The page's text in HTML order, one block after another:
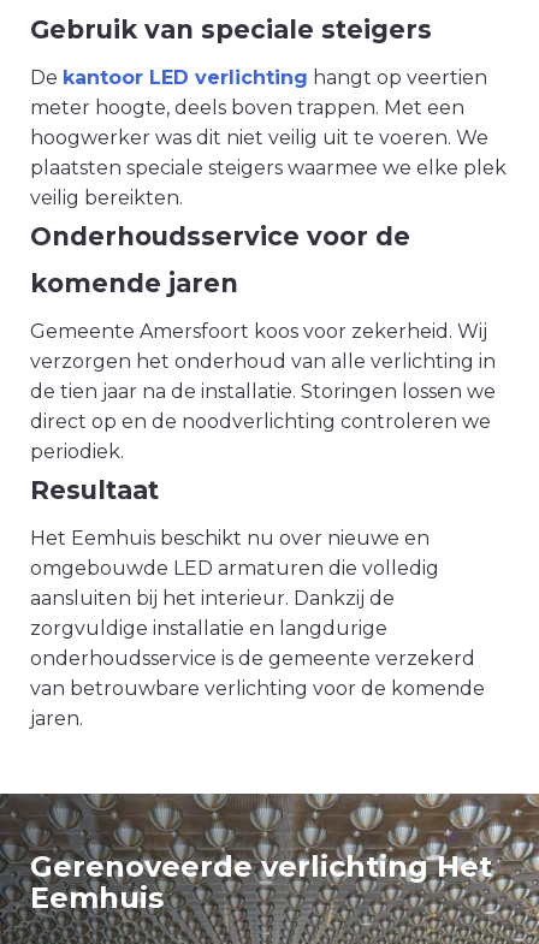
Gebruik van speciale steigers
De kantoor LED verlichting hangt op veertien
meter hoogte, deels boven trappen. Met een
hoogwerker was dit niet veilig uit te voeren. We
plaatsten speciale steigers waarmee we elke plek
veilig bereikten.
Onderhoudsservice voor de
komende jaren
Gemeente Amersfoort koos voor zekerheid. Wij
verzorgen het onderhoud van alle verlichting in
de tien jaar na de installatie. Storingen lossen we
direct op en de noodverlichting controleren we
periodiek.
Resultaat
Het Eemhuis beschikt nu over nieuwe en
omgebouwde LED armaturen die volledig
aansluiten bij het interieur. Dankzij de
zorgvuldige installatie en langdurige
onderhoudsservice is de gemeente verzekerd
van betrouwbare verlichting voor de komende
jaren.
Gerenoveerde verlichting Het
Eemhuis